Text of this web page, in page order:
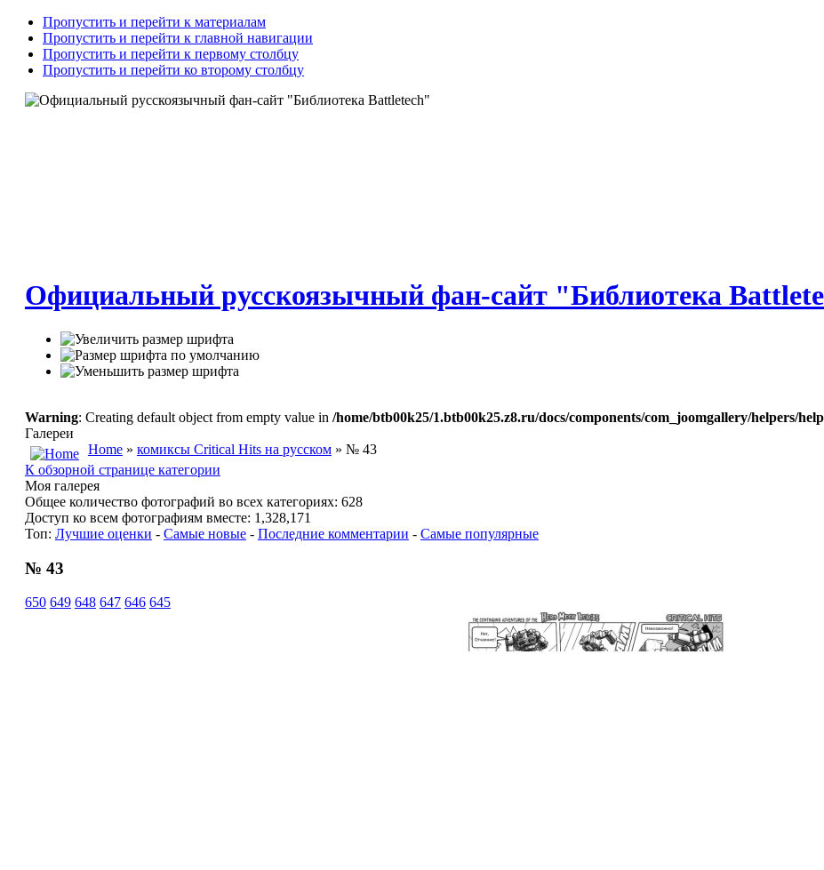
Пропустить и перейти к материалам
Пропустить и перейти к главной навигации
Пропустить и перейти к первому столбцу
Пропустить и перейти ко второму столбцу
Официальный русскоязычный фан-сайт "Библиотека
Warning: Creating default object from empty value in /home/btb00k25/1.btb00k25.z8.ru/docs/components/com_joomgallery/helpers/
Галереи
Home» комиксы Critical Hits на русском» № 43
К обзорной странице категории
Моя галерея
Общее количество фотографий во всех категориях: 628
Доступ ко всем фотографиям вместе: 1,328,171
Топ: Лучшие оценки - Самые новые- Последние комментарии - Самые популярные
№ 43
650 649 648 647 646 645